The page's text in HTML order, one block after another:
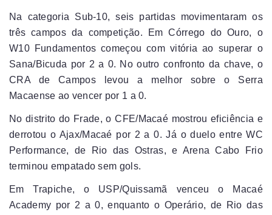
Na categoria Sub-10, seis partidas movimentaram os
três campos da competição. Em Córrego do Ouro, o
W10 Fundamentos começou com vitória ao superar o
Sana/Bicuda por 2 a 0. No outro confronto da chave, o
CRA de Campos levou a melhor sobre o Serra
Macaense ao vencer por 1 a 0.
No distrito do Frade, o CFE/Macaé mostrou eficiência e
derrotou o Ajax/Macaé por 2 a 0. Já o duelo entre WC
Performance, de Rio das Ostras, e Arena Cabo Frio
terminou empatado sem gols.
Em Trapiche, o USP/Quissamã venceu o Macaé
Academy por 2 a 0, enquanto o Operário, de Rio das